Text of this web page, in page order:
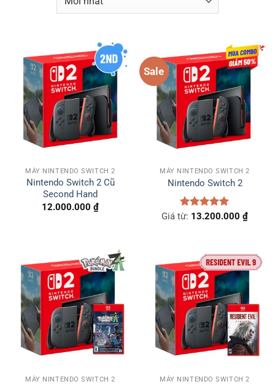
MÁY NINTENDO SWITCH 2
Nintendo Switch 2 Cũ
Second Hand
12.000.000 ₫
Sale
MÁY NINTENDO SWITCH 2
Nintendo Switch 2
Được xếp
Giá từ: 13.200.000 ₫
MÁY NINTENDO SWITCH 2 MÁY NINTENDO SWITCH 2